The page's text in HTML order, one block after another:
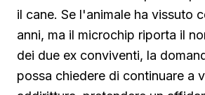
il cane. Se l'animale ha vissuto
anni, ma il microchip riporta il
dei due ex conviventi, la
possa chiedere di continuare a